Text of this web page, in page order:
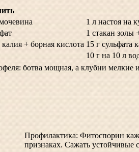
1 л настоя на
1 стакан золы
+ борная кислота 15 г сульфата
10 г на 10 л
ботва мощная, а клубни
Профилактика: Фитоспорин
признаках. Сажать устойчивые